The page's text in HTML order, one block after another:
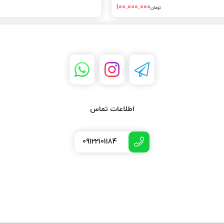
تومان100.000.000
اطلاعات تماس
09122101184